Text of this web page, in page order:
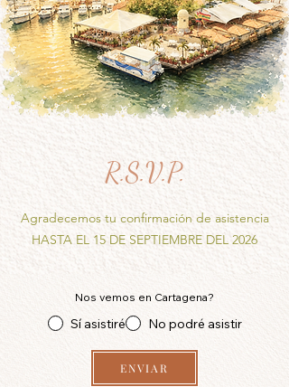
R.S.V.P.
Agradecemos tu confirmación de asistencia
HASTA EL 15 DE SEPTIEMBRE DEL 2026
Nos vemos en Cartagena?
Sí asistiré No podré asistir
ENVIAR